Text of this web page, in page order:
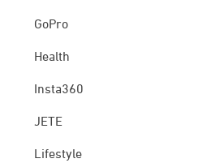
GoPro
Health
Insta360
JETE
Lifestyle